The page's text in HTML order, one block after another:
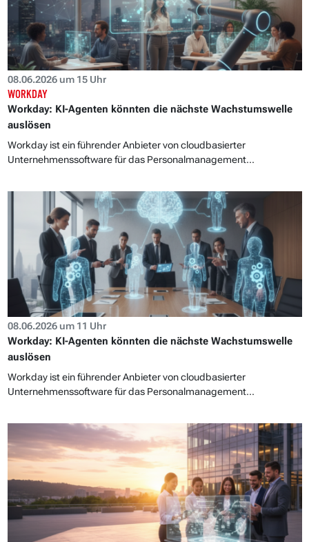
08.06.2026 um 15 Uhr
WORKDAY
Workday: KI-Agenten könnten die nächste Wachstumswelle
auslösen
Workday ist ein führender Anbieter von cloudbasierter
Unternehmenssoftware für das Personalmanagement...
08.06.2026 um 11 Uhr
Workday: KI-Agenten könnten die nächste Wachstumswelle
auslösen
Workday ist ein führender Anbieter von cloudbasierter
Unternehmenssoftware für das Personalmanagement...